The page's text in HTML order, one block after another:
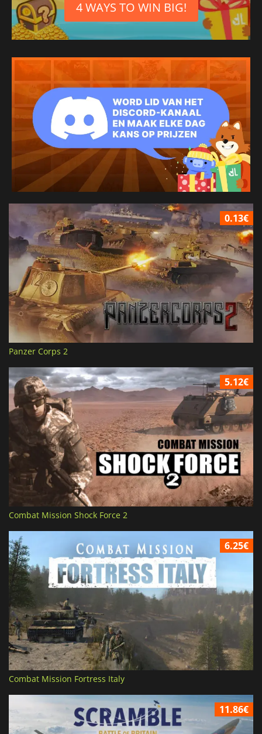
4 WAYS TO WIN BIG!
0.13€
Panzer Corps 2
5.12€
Combat Mission Shock Force 2
6.25€
Combat Mission Fortress Italy
11.86€